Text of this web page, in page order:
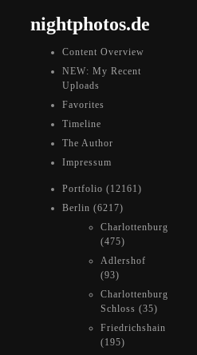
nightphotos.de
Content Overview
NEW: My Recent
Uploads
Favorites
Timeline
The Author
Impressum
Portfolio (12161)
Berlin (6217)
Charlottenburg
(475)
Adlershof
(93)
Charlottenburg
Schloss (35)
Friedrichshain
(195)